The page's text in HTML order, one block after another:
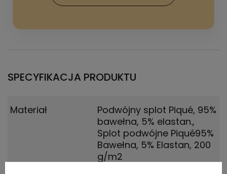
SPECYFIKACJA PRODUKTU
Materiał
Podwójny splot Piqué, 95%
bawełna, 5% elastan.,
Splot podwójne Piqué95%
Bawełna, 5% Elastan, 200
g/m2